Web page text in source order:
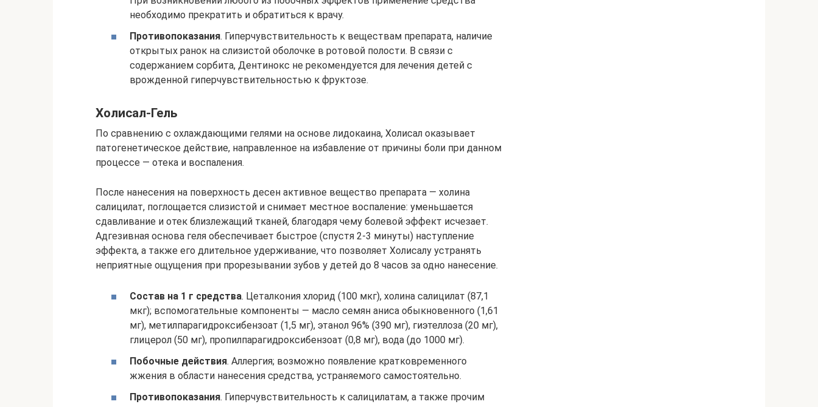
необходимо прекратить и обратиться к врачу.
Противопоказания. Гиперчувствительность к веществам препарата, наличие
открытых ранок на слизистой оболочке в ротовой полости. В связи с
содержанием сорбита, Дентинокс не рекомендуется для лечения детей с
врожденной гиперчувствительностью к фруктозе.
Холисал-Гель
По сравнению с охлаждающими гелями на основе лидокаина, Холисал оказывает
патогенетическое действие, направленное на избавление от причины боли при данном
процессе — отека и воспаления.
После нанесения на поверхность десен активное вещество препарата — холина
салицилат, поглощается слизистой и снимает местное воспаление: уменьшается
сдавливание и отек близлежащий тканей, благодаря чему болевой эффект исчезает.
Адгезивная основа геля обеспечивает быстрое (спустя 2-3 минуты) наступление
эффекта, а также его длительное удерживание, что позволяет Холисалу устранять
неприятные ощущения при прорезывании зубов у детей до 8 часов за одно нанесение.
Состав на 1 г средства. Цеталкония хлорид (100 мкг), холина салицилат (87,1
мкг); вспомогательные компоненты — масло семян аниса обыкновенного (1,61
мг), метилпарагидроксибензоат (1,5 мг), этанол 96% (390 мг), гиэтеллоза (20 мг),
глицерол (50 мг), пропилпарагидроксибензоат (0,8 мг), вода (до 1000 мг).
Побочные действия. Аллергия; возможно появление кратковременного
жжения в области нанесения средства, устраняемого самостоятельно.
Противопоказания. Гиперчувствительность к салицилатам, а также прочим